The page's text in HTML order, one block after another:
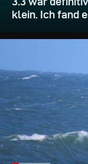
klein. Ich fand